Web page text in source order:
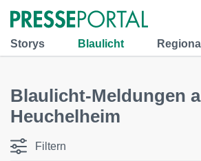
Storys Blaulicht Regional
Blaulicht-Meldungen
Heuchelheim
Filtern